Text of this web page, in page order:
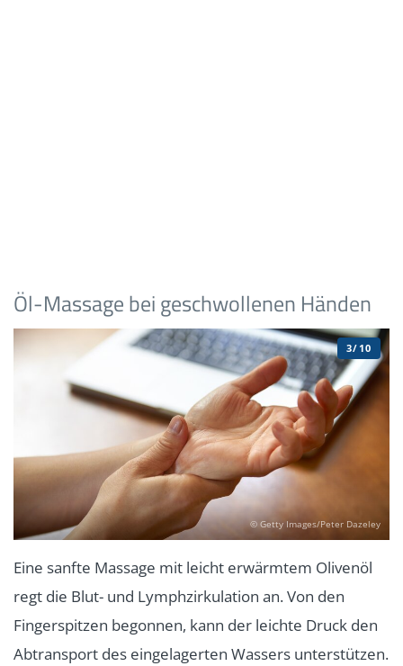
Öl-Massage bei geschwollenen Händen
© Getty Images/Peter Dazeley
3/10
Eine sanfte Massage mit leicht erwärmtem Olivenöl
regt die Blut- und Lymphzirkulation an. Von den
Fingerspitzen begonnen, kann der leichte Druck den
Abtransport des eingelagerten Wassers unterstützen.